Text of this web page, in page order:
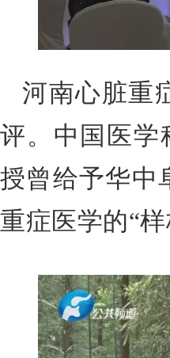
河南心脏重
评。中国医学
授曾给予华中
重症医学的“样